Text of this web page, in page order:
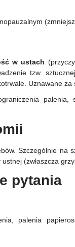
w ustach
tzw.
Uznawane za
palenia,
Szczególnie na
(zwłaszcza
pytania
palenia